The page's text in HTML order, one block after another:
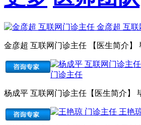
金彦超 互
金彦超 互联网门诊主任 【医生简介】
门诊主任
杨成平 互联网门诊主任【医生简介】
王艳